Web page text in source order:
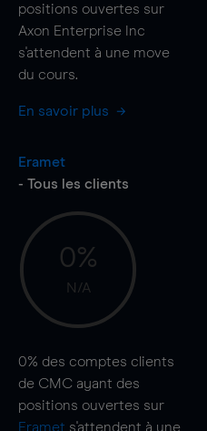
positions ouvertes sur
Axon Enterprise Inc
s'attendent à une move
du cours.
En savoir plus
Eramet
- Tous les clients
0%
N/A
0% des comptes clients
de CMC ayant des
positions ouvertes sur
Eramet s'attendent à une